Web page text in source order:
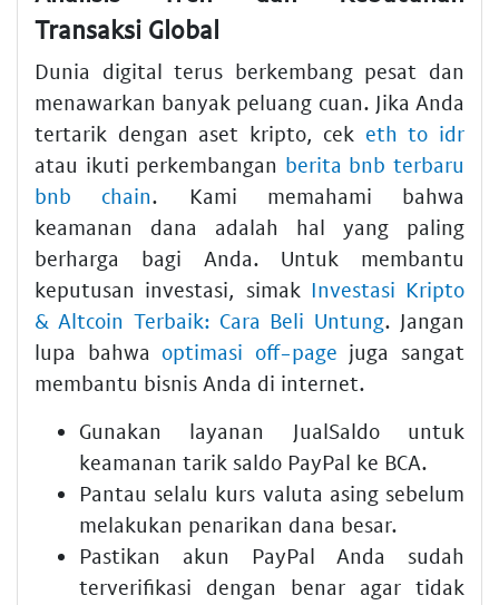
Transaksi Global
Dunia digital terus berkembang pesat dan
menawarkan banyak peluang cuan. Jika Anda
tertarik dengan aset kripto, cek eth to idr
atau ikuti perkembangan berita bnb terbaru
bnb chain. Kami memahami bahwa
keamanan dana adalah hal yang paling
berharga bagi Anda. Untuk membantu
keputusan investasi, simak Investasi Kripto
& Altcoin Terbaik: Cara Beli Untung. Jangan
lupa bahwa optimasi off-page juga sangat
membantu bisnis Anda di internet.
Gunakan layanan JualSaldo untuk
keamanan tarik saldo PayPal ke BCA.
Pantau selalu kurs valuta asing sebelum
melakukan penarikan dana besar.
Pastikan akun PayPal Anda sudah
terverifikasi dengan benar agar tidak